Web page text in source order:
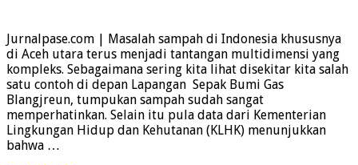
Jurnalpase.com | Masalah sampah di Indonesia khususnya
di Aceh utara terus menjadi tantangan multidimensi yang
kompleks. Sebagaimana sering kita lihat disekitar kita salah
satu contoh di depan Lapangan Sepak Bumi Gas
Blangjreun, tumpukan sampah sudah sangat
memperhatinkan. Selain itu pula data dari Kementerian
Lingkungan Hidup dan Kehutanan (KLHK) menunjukkan
bahwa …